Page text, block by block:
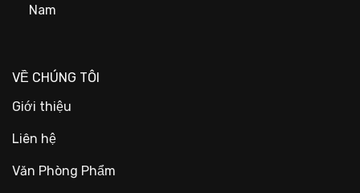
Nam
VỀ CHÚNG TÔI
Giới thiệu
Liên hệ
Văn Phòng Phẩm